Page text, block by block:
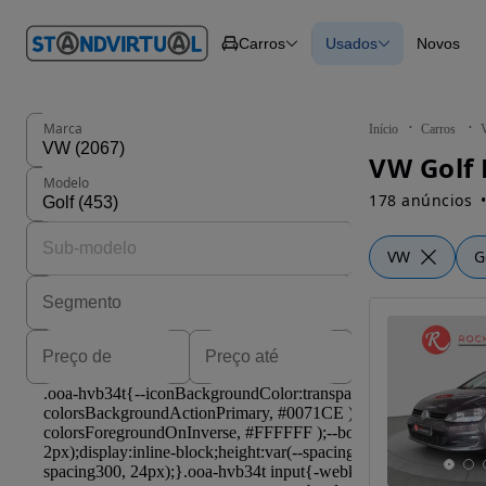
em
Carros Carros
Carros
Novos
Usados Novos
Início Carros
VW Golf
178 anúncios
VW
Marca
Modelo